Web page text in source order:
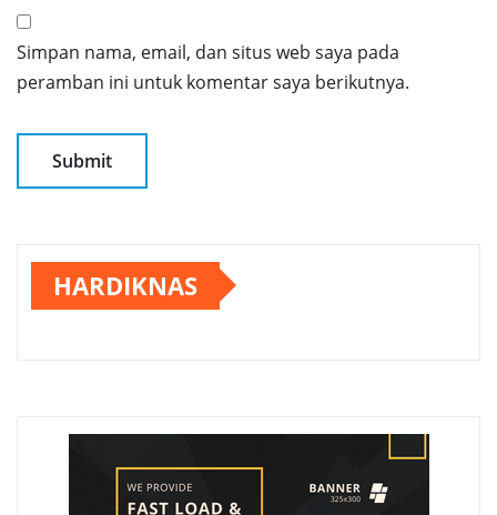
Simpan nama, email, dan situs web saya pada
peramban ini untuk komentar saya berikutnya.
HARDIKNAS